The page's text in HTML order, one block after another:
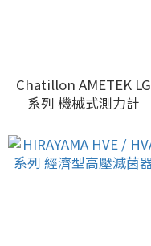
Chatillon AMETEK LG
系列 機械式測力計